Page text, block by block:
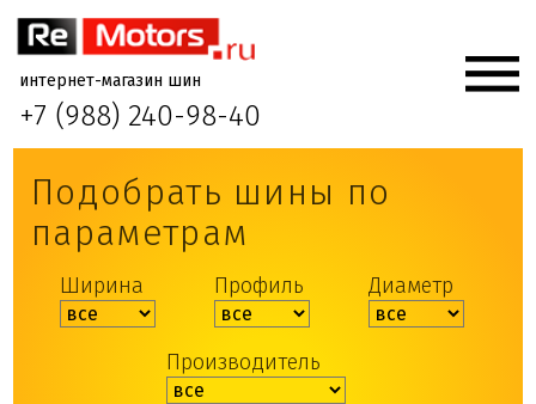
интернет-магазин шин
+7 (988) 240-98-40
Подобрать шины по
параметрам
Ширина Профиль Диаметр
Производитель